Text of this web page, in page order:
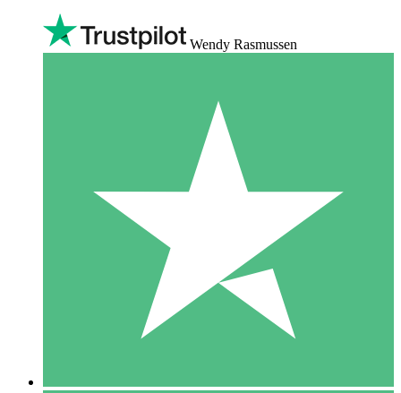
Wendy Rasmussen